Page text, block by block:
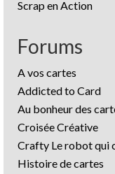
Scrap en Action
Forums
A vos cartes
Addicted to Card
Au bonheur des
Croisée Créative
Crafty Le robot qui
Histoire de cartes